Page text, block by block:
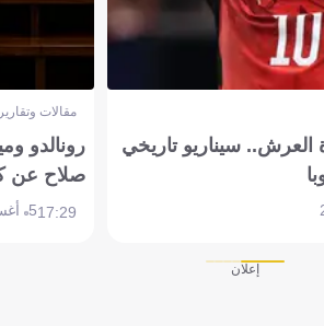
العرش.. سيناريو تاريخي
مقالات
رونالدو
صلاح عن
17:295 أغسطس 2026
إعلان